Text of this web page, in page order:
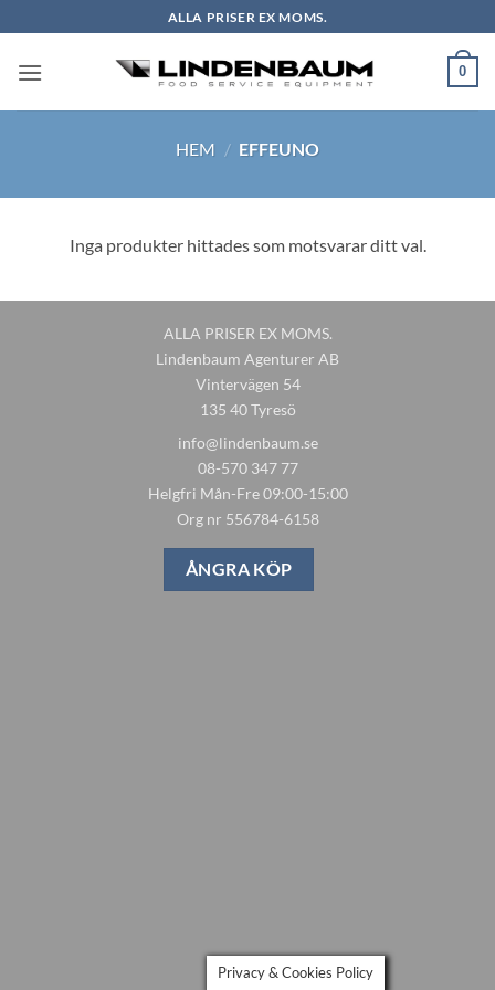
to
content
ALLA PRISER EX MOMS.
0
HEM / EFFEUNO
Inga produkter hittades som motsvarar ditt val.
ALLA PRISER EX MOMS.
Lindenbaum Agenturer AB
Vintervägen 54
135 40 Tyresö
info@lindenbaum.se
08-570 347 77
Helgfri Mån-Fre 09:00-15:00
Org nr 556784-6158
ÅNGRA KÖP
Privacy & Cookies Policy